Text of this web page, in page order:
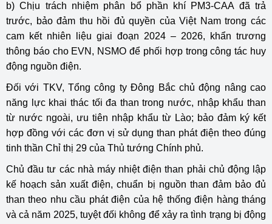
b) Chịu trách nhiệm phân bổ phần khí PM3-CAA đã trả
trước, bảo đảm thu hồi đủ quyền của Việt Nam trong các
cam kết nhiên liệu giai đoạn 2024 – 2026, khẩn trương
thông báo cho EVN, NSMO để phối hợp trong công tác huy
động nguồn điện.
Đối với TKV, Tổng công ty Đông Bắc chủ động nâng cao
năng lực khai thác tối đa than trong nước, nhập khẩu than
từ nước ngoài, ưu tiên nhập khẩu từ Lào; bảo đảm ký kết
hợp đồng với các đơn vị sử dụng than phát điện theo đúng
tinh thần Chỉ thị 29 của Thủ tướng Chính phủ.
Chủ đầu tư các nhà máy nhiệt điện than phải chủ động lập
kế hoạch sản xuất điện, chuẩn bị nguồn than đảm bảo đủ
than theo nhu cầu phát điện của hệ thống điện hàng tháng
và cả năm 2025, tuyệt đối không để xảy ra tình trạng bị động